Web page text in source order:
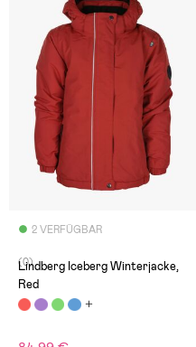
2 VERFÜGBAR
(0)
Lindberg Iceberg Winterjacke,
Red